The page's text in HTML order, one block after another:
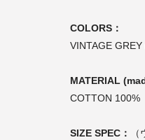
COLORS：
VINTAGE
MATERIAL
COTTON 100%
SIZE SPEC：